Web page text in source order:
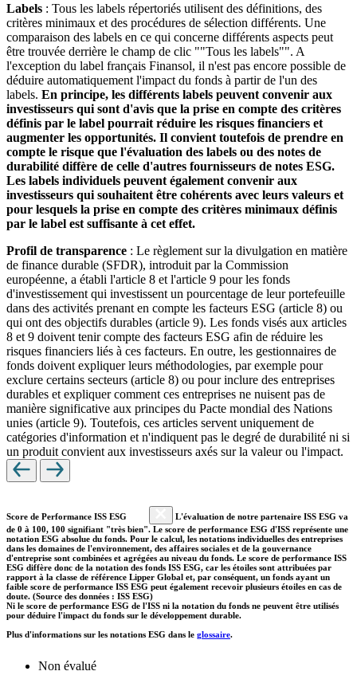
Labels : Tous les labels répertoriés utilisent des définitions, des
critères minimaux et des procédures de sélection différents. Une
comparaison des labels en ce qui concerne différents aspects peut
être trouvée derrière le champ de clic ""Tous les labels"". A
l'exception du label français Finansol, il n'est pas encore possible de
déduire automatiquement l'impact du fonds à partir de l'un des
labels. En principe, les différents labels peuvent convenir aux
investisseurs qui sont d'avis que la prise en compte des critères
définis par le label pourrait réduire les risques financiers et
augmenter les opportunités. Il convient toutefois de prendre en
compte le risque que l'évaluation des labels ou des notes de
durabilité diffère de celle d'autres fournisseurs de notes ESG.
Les labels individuels peuvent également convenir aux
investisseurs qui souhaitent être cohérents avec leurs valeurs et
pour lesquels la prise en compte des critères minimaux définis
par le label est suffisante à cet effet.
Profil de transparence : Le règlement sur la divulgation en matière
de finance durable (SFDR), introduit par la Commission
européenne, a établi l'article 8 et l'article 9 pour les fonds
d'investissement qui investissent un pourcentage de leur portefeuille
dans des activités prenant en compte les facteurs ESG (article 8) ou
qui ont des objectifs durables (article 9). Les fonds visés aux articles
8 et 9 doivent tenir compte des facteurs ESG afin de réduire les
risques financiers liés à ces facteurs. En outre, les gestionnaires de
fonds doivent expliquer leurs méthodologies, par exemple pour
exclure certains secteurs (article 8) ou pour inclure des entreprises
durables et expliquer comment ces entreprises ne nuisent pas de
manière significative aux principes du Pacte mondial des Nations
unies (article 9). Toutefois, ces articles servent uniquement de
catégories d'information et n'indiquent pas le degré de durabilité ni si
un produit convient aux investisseurs axés sur la valeur ou l'impact.
Score de Performance ISS ESG
L'évaluation de notre partenaire ISS ESG va
de 0 à 100, 100 signifiant "très bien". Le score de performance ESG d'ISS représente une
notation ESG absolue du fonds. Pour le calcul, les notations individuelles des entreprises
dans les domaines de l'environnement, des affaires sociales et de la gouvernance
d'entreprise sont combinées et agrégées au niveau du fonds. Le score de performance ISS
ESG diffère donc de la notation des fonds ISS ESG, car les étoiles sont attribuées par
rapport à la classe de référence Lipper Global et, par conséquent, un fonds ayant un
faible score de performance ISS ESG peut également recevoir plusieurs étoiles en cas de
doute. (Source des données : ISS ESG)
Ni le score de performance ESG de l'ISS ni la notation du fonds ne peuvent être utilisés
pour déduire l'impact du fonds sur le développement durable.
Plus d'informations sur les notations ESG dans le glossaire.
Non évalué